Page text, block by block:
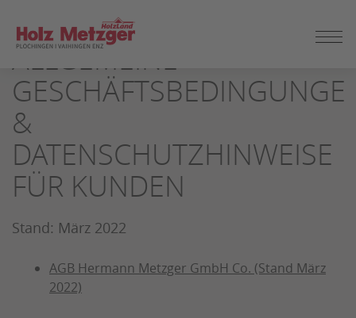
SEITENINHALT
ALLGEMEINE
&
DATENSCHUTZHINWEISE
FÜR KUNDEN
Stand: März 2022
AGB Hermann Metzger GmbH Co. (Stand März
2022)